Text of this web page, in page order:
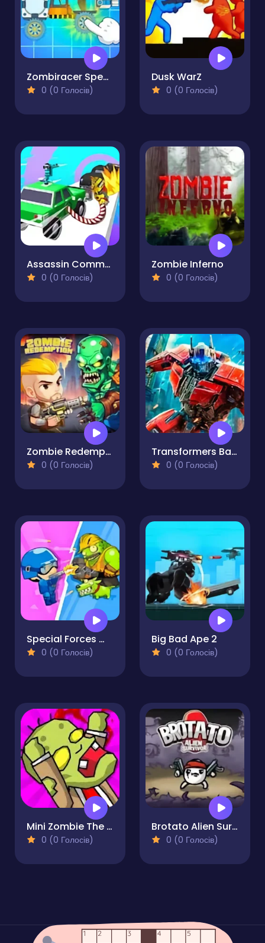
Zombiracer Speed On Earth
0 (0 Голосів)
Dusk WarZ
0 (0 Голосів)
Assassin Commando Car Driving
0 (0 Голосів)
Zombie Inferno
0 (0 Голосів)
Zombie Redemption
0 (0 Голосів)
Transformers Battle For The City
0 (0 Голосів)
Special Forces War Zombie Attack
0 (0 Голосів)
Big Bad Ape 2
0 (0 Голосів)
Mini Zombie The Invasion
0 (0 Голосів)
Brotato Alien Survivor
0 (0 Голосів)